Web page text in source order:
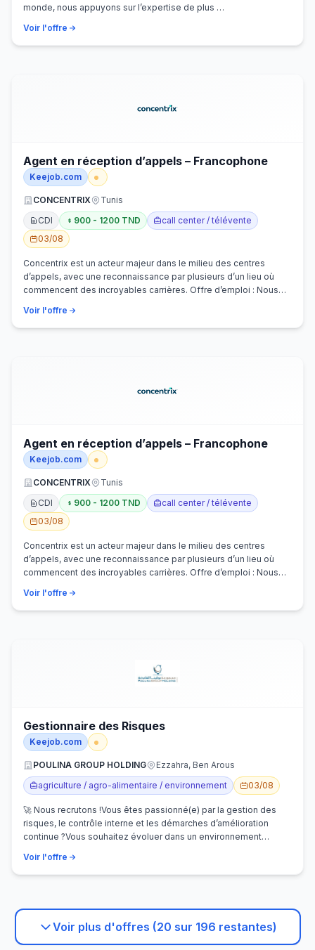
monde, nous appuyons sur l’expertise de plus …
Voir l'offre
Agent en réception d’appels – Francophone
Keejob.com
CONCENTRIX
Tunis
CDI
900 - 1200 TND
call center / télévente
03/08
Concentrix est un acteur majeur dans le milieu des centres
d’appels, avec une reconnaissance par plusieurs d’un lieu où
commencent des incroyables carrières. Offre d’emploi : Nous
Voir l'offre
Agent en réception d’appels – Francophone
Keejob.com
CONCENTRIX
Tunis
CDI
900 - 1200 TND
call center / télévente
03/08
Concentrix est un acteur majeur dans le milieu des centres
d’appels, avec une reconnaissance par plusieurs d’un lieu où
commencent des incroyables carrières. Offre d’emploi : Nous
Voir l'offre
Gestionnaire des Risques
Keejob.com
POULINA GROUP HOLDING
Ezzahra, Ben Arous
agriculture / agro-alimentaire / environnement
03/08
🚀 Nous recrutons !Vous êtes passionné(e) par la gestion des
risques, le contrôle interne et les démarches d’amélioration
continue ?Vous souhaitez évoluer dans un environnement
Voir l'offre
Voir plus d'offres (20 sur 196 restantes)